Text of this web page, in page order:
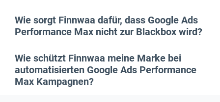
Wie sorgt Finnwaa dafür, dass Google Ads
Performance Max nicht zur Blackbox wird?
Wie schützt Finnwaa meine Marke bei
automatisierten Google Ads Performance
Max Kampagnen?